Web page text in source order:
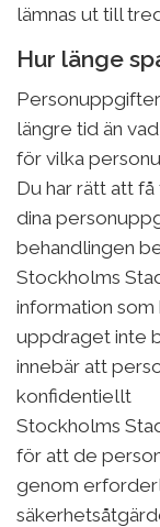
lämnas ut till
Hur länge
längre tid än
för vilka
Du har rätt att
dina
behandlingen
Stockholms
information
uppdraget inte
innebär att
konfidentiellt
Stockholms
för att de
genom